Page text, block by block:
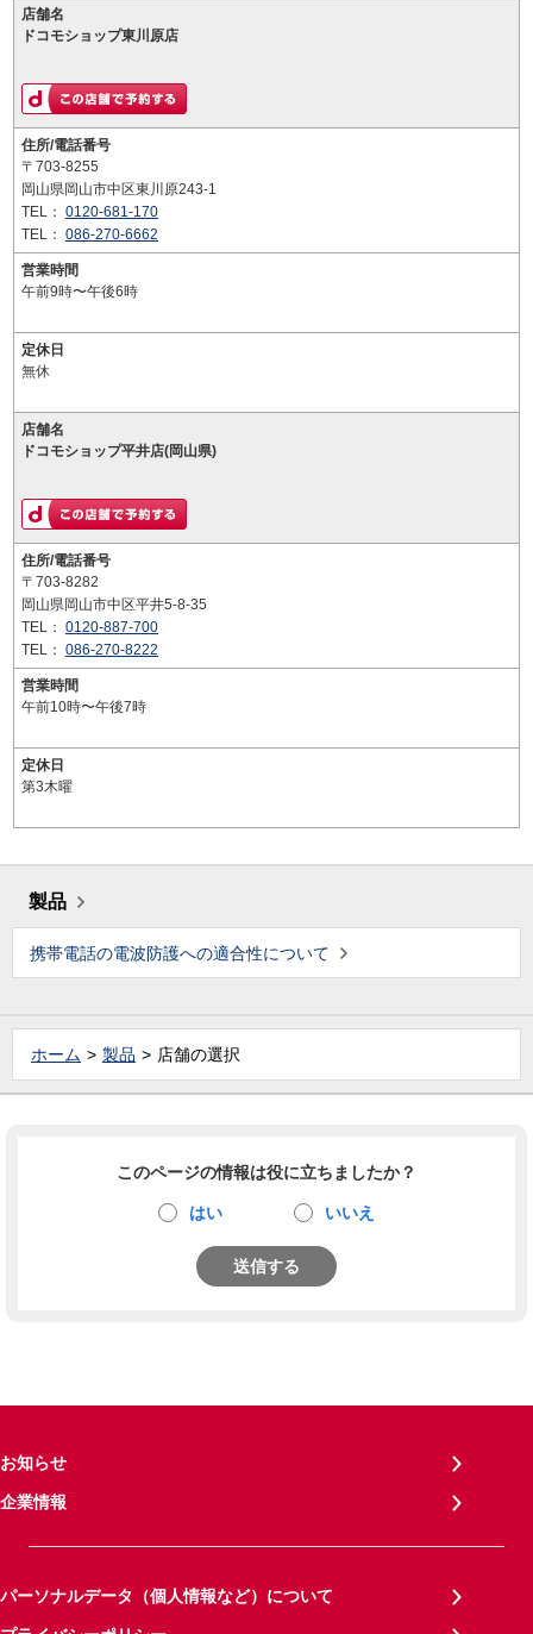
店舗名
ドコモショップ東川原店
住所/電話番号
〒703-8255
岡山県岡山市中区東川原243-1
TEL： 0120-681-170
TEL： 086-270-6662
営業時間
午前9時〜午後6時
定休日
無休
店舗名
ドコモショップ平井店(岡山県)
住所/電話番号
〒703-8282
岡山県岡山市中区平井5-8-35
TEL： 0120-887-700
TEL： 086-270-8222
営業時間
午前10時〜午後7時
定休日
第3木曜
製品
携帯電話の電波防護への適合性について
ホーム 製品 店舗の選択
このページの情報は役に立ちましたか？
はい いいえ
送信する
お知らせ
企業情報
パーソナルデータ（個人情報など）について